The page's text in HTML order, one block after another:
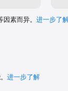
素而异。 进一步了
进一步了解